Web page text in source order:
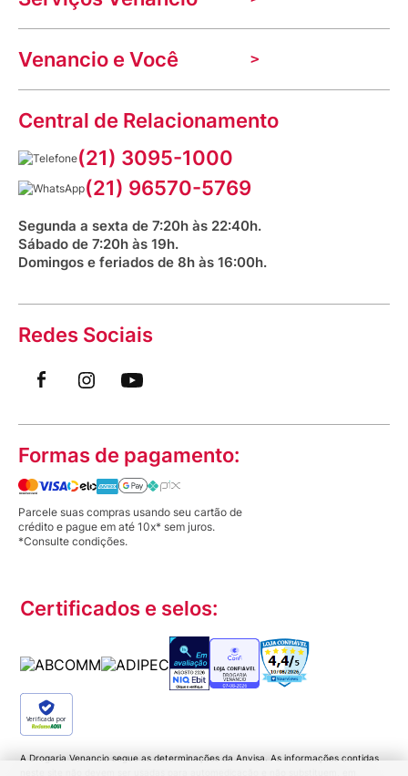
Nossas lojas
Indique seu imóvel
Aniversário Venancio 2025
Troca e devolução
Mecânica de promoções
Dúvidas frequentes
Prazos e entregas
Bioimpedância Gratuita
Venancio e Você
VClube - Programa de fidelidade
Fale com o farmacêutico
Fale conosco
Saúde na praça
Central de Relacionamento
(21) 3095-1000
(21) 96570-5769
Segunda a sexta de 7:20h às 22:40h.
Sábado de 7:20h às 19h.
Domingos e feriados de 8h às 16:00h.
Redes Sociais
Formas de pagamento:
Parcele suas compras usando seu cartão de
crédito e pague em até 10x* sem juros.
*Consulte condições.
Certificados e selos:
Verificada por
A Drogaria Venancio segue as determinações da Anvisa. As informações contidas